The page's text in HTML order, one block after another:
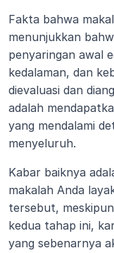
Fakta bahwa
menunjukkan
penyaringan awal
kedalaman, dan
dievaluasi dan
adalah
yang mendalami
menyeluruh.
Kabar baiknya
makalah Anda
tersebut,
kedua tahap ini,
yang sebenarnya